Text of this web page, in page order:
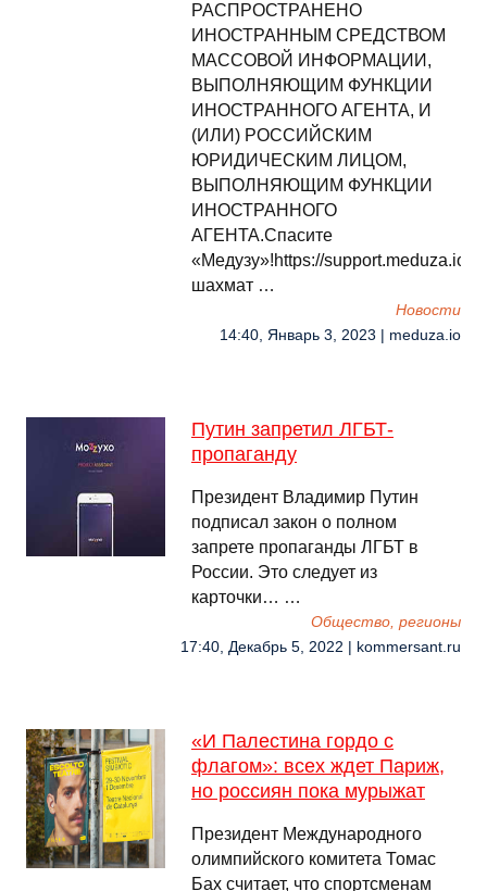
РАСПРОСТРАНЕНО
ИНОСТРАННЫМ СРЕДСТВОМ
МАССОВОЙ ИНФОРМАЦИИ,
ВЫПОЛНЯЮЩИМ ФУНКЦИИ
ИНОСТРАННОГО АГЕНТА, И
(ИЛИ) РОССИЙСКИМ
ЮРИДИЧЕСКИМ ЛИЦОМ,
ВЫПОЛНЯЮЩИМ ФУНКЦИИ
ИНОСТРАННОГО
АГЕНТА.Спасите
«Медузу»!https://
шахмат …
Новости
14:40, Январь 3, 2023 | meduza.io
Путин запретил ЛГБТ-
пропаганду
Президент Владимир Путин
подписал закон о полном
запрете пропаганды ЛГБТ в
России. Это следует из
карточки… …
Общество, регионы
17:40, Декабрь 5, 2022 | kommersant.ru
«И Палестина гордо с
флагом»: всех ждет Париж,
но россиян пока мурыжат
Президент Международного
олимпийского комитета Томас
Бах считает, что спортсменам